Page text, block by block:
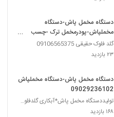
دستگاه مخمل پاش-دستگاه
مخملپاش-پودرمخمل ترک -چسب
مخمل- 09362022208 قربانی
گلد فلوک حقیقی 09106565375
۲۳ بازدید
دستگاه مخمل پاش-دستگاه مخملپاش
09029236102
تولیددستگاه مخمل پاش*آبکاری گلدفلوک 09106565375
۱۶۸ بازدید